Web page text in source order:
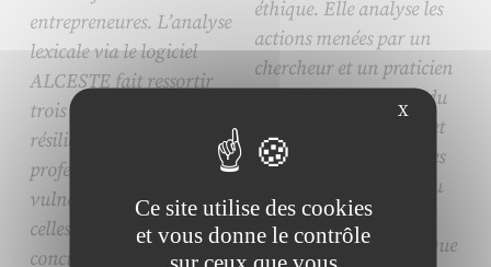
entrepreneures. L’analyse
lexicale via le logiciel
ALCESTE fait ressortir
trois profils distincts : les
résilientes
professionnelles, les
vulnérables exposées et
celles contraintes à
concilier vie personnelle
éthique. Elle analyse les
actions menées par un
chercheur et un praticien
lors de l’émergence et du
déploiement de ce projet
et permet d’expliciter les
apports des relations du
couple chercheur-
praticien dans la fabrique
X
Ce site utilise des cookies
et vous donne le contrôle